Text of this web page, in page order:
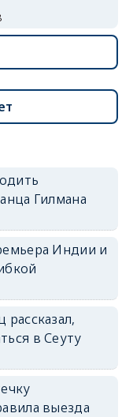
Гилмана
Индии и
в Сеуту
выезда